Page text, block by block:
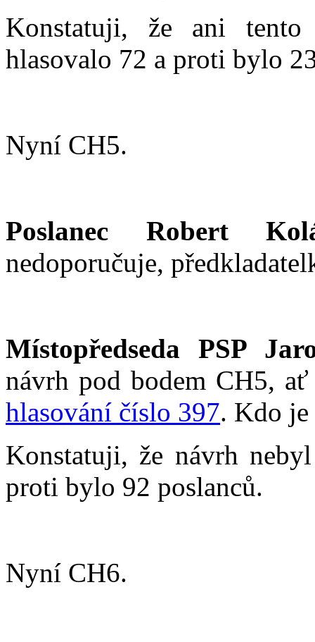
Konstatuji, že ani
hlasovalo 72 a proti bylo
Nyní CH5.
Poslanec Robert
nedoporučuje,
Místopředseda PSP
návrh pod bodem CH5,
hlasování číslo 397. Kdo
Konstatuji, že návrh
proti bylo 92 poslanců.
Nyní CH6.